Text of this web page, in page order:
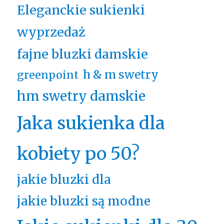
Eleganckie sukienki
wyprzedaż
fajne bluzki damskie
greenpoint h & m swetry
hm swetry damskie
Jaka sukienka dla
kobiety po 50?
jakie bluzki dla
jakie bluzki są modne